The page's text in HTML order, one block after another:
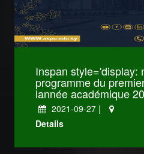
كليات Pharmacy
كليات Dentistry
Inspan style='display:
programme du
lannée académique
2021-09-27 |
Details